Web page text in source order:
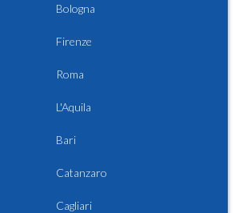
Bologna
Firenze
Roma
L'Aquila
Bari
Catanzaro
Cagliari